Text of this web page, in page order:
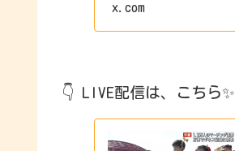
x.com
👇 LIVE配信は、こちら✨